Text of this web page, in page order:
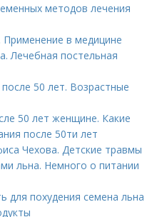
методов лечения
Применение в медицине
Лечебная постельная
50 лет. Возрастные
50 лет женщине. Какие
после 50ти лет
Чехова. Детские травмы
льна. Немного о питании
для похудения семена льна